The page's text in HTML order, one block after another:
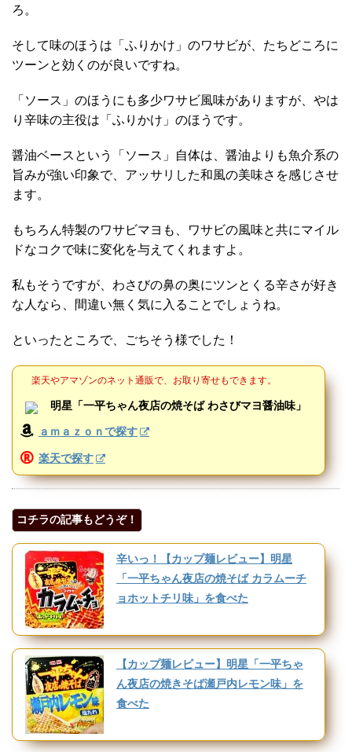
ろ。
そして味のほうは「ふりかけ」のワサビが、たちどころに
ツーンと効くのが良いですね。
「ソース」のほうにも多少ワサビ風味がありますが、やは
り辛味の主役は「ふりかけ」のほうです。
醤油ベースという「ソース」自体は、醤油よりも魚介系の
旨みが強い印象で、アッサリした和風の美味さを感じさせ
ます。
もちろん特製のワサビマヨも、ワサビの風味と共にマイル
ドなコクで味に変化を与えてくれますよ。
私もそうですが、わさびの鼻の奥にツンとくる辛さが好き
な人なら、間違い無く気に入ることでしょうね。
といったところで、ごちそう様でした！
楽天やアマゾンのネット通販で、お取り寄せもできます。
明星「一平ちゃん夜店の焼そば わさびマヨ醤油味」
ａｍａｚｏｎで探す
楽天で探す
コチラの記事もどうぞ！
辛いっ！【カップ麺レビュー】明星
「一平ちゃん夜店の焼そば カラムーチ
ョホットチリ味」を食べた
【カップ麺レビュー】明星「一平ちゃ
ん夜店の焼きそば瀬戸内レモン味」を
食べた